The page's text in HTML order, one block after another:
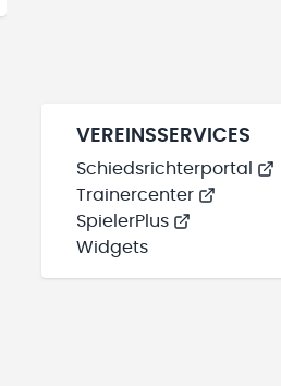
VEREINSSERVICES
Schiedsrichterportal
Trainercenter
SpielerPlus
Widgets